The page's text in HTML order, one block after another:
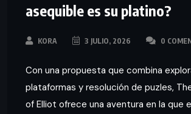
asequible es su platino?
KORA 3 JULIO, 2026 0
Con una propuesta que combina
plataformas y resolución de puzles,
of Elliot ofrece una aventura en la que